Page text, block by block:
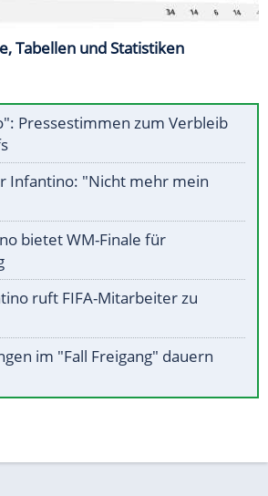
Tabellen und Statistiken
Pressestimmen zum Verbleib
Infantino: "Nicht mehr mein
bietet WM-Finale für
ruft FIFA-Mitarbeiter zu
im "Fall Freigang" dauern